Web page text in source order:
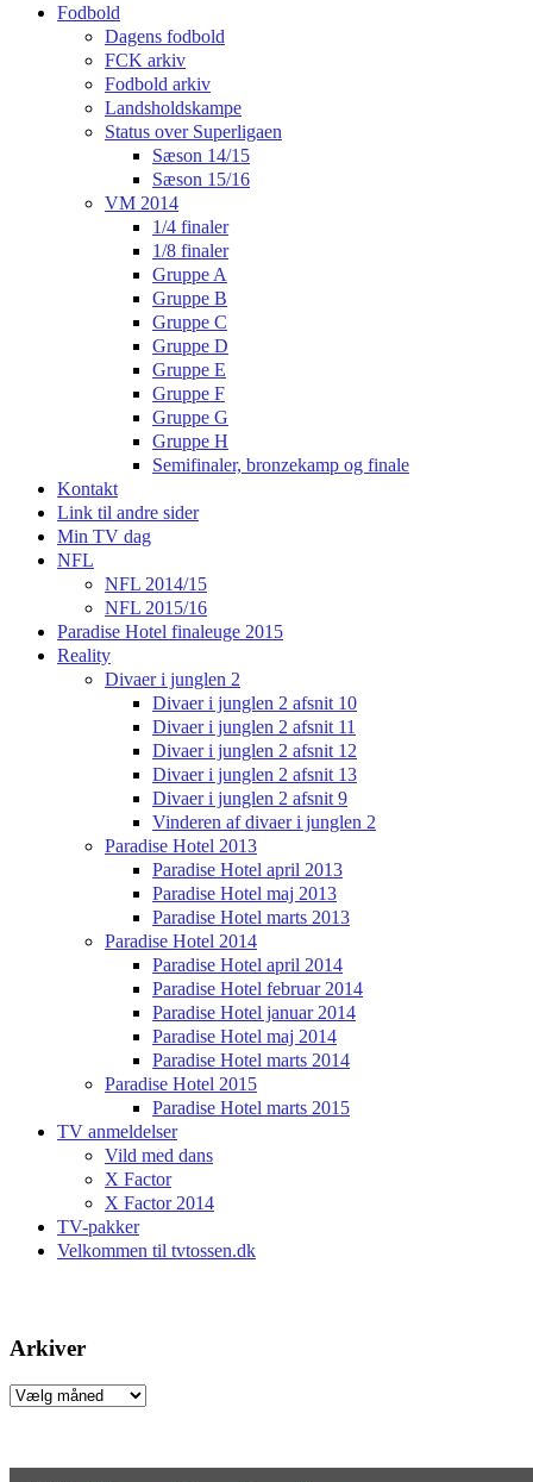
Fodbold
Dagens fodbold
FCK arkiv
Fodbold arkiv
Landsholdskampe
Status over Superligaen
Sæson 14/15
Sæson 15/16
VM 2014
1/4 finaler
1/8 finaler
Gruppe A
Gruppe B
Gruppe C
Gruppe D
Gruppe E
Gruppe F
Gruppe G
Gruppe H
Semifinaler, bronzekamp og finale
Kontakt
Link til andre sider
Min TV dag
NFL
NFL 2014/15
NFL 2015/16
Paradise Hotel finaleuge 2015
Reality
Divaer i junglen 2
Divaer i junglen 2 afsnit 10
Divaer i junglen 2 afsnit 11
Divaer i junglen 2 afsnit 12
Divaer i junglen 2 afsnit 13
Divaer i junglen 2 afsnit 9
Vinderen af divaer i junglen 2
Paradise Hotel 2013
Paradise Hotel april 2013
Paradise Hotel maj 2013
Paradise Hotel marts 2013
Paradise Hotel 2014
Paradise Hotel april 2014
Paradise Hotel februar 2014
Paradise Hotel januar 2014
Paradise Hotel maj 2014
Paradise Hotel marts 2014
Paradise Hotel 2015
Paradise Hotel marts 2015
TV anmeldelser
Vild med dans
X Factor
X Factor 2014
TV-pakker
Velkommen til tvtossen.dk
Arkiver
Arkiver